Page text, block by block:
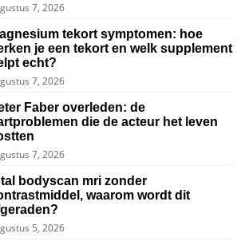
7, 2026
tekort symptomen: hoe
je een tekort en welk supplement
echt?
7, 2026
Faber overleden: de
die de acteur het leven
7, 2026
bodyscan mri zonder
waarom wordt dit
5, 2026